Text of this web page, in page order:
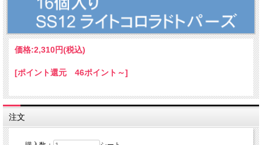
価格:2,310円(税込)
[ポイント還元 46ポイント～]
注文